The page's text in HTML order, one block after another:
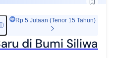
Rp 5 Jutaan (Tenor 15 Tahun)
di Bumi